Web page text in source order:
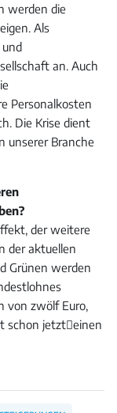
werden die
Als
und
an. Auch
Personalkosten
Die Krise dient
unserer Branche
der weitere
der aktuellen
Grünen werden
von zwölf Euro,
schon jetzteinen